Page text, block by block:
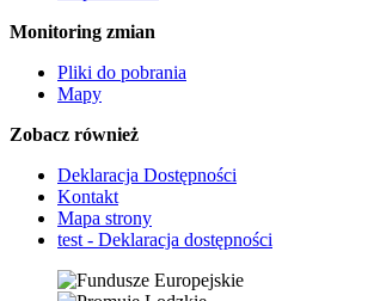
Monitoring zmian
Pliki do pobrania
Mapy
Zobacz również
Deklaracja Dostępności
Kontakt
Mapa strony
test - Deklaracja dostępności